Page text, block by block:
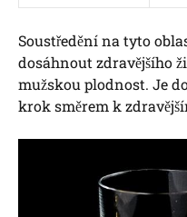
Soustředění na tyto
dosáhnout zdravějšího
mužskou plodnost. Je
krok směrem k